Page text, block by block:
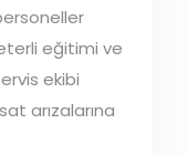
eğitimi ve
ekibi
arızalarına